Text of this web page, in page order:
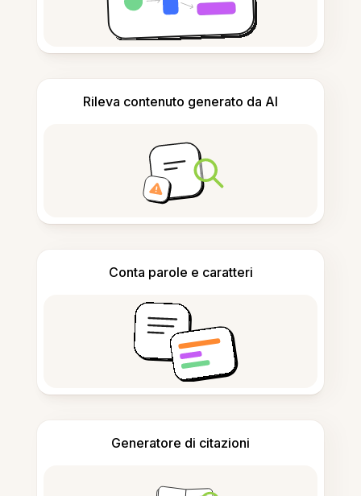
Rileva contenuto generato da AI
Conta parole e caratteri
Generatore di citazioni